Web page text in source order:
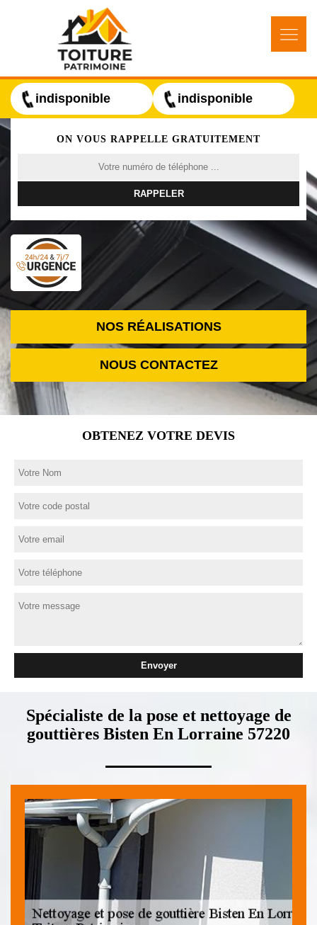
indisponible indisponible
ON VOUS RAPPELLE GRATUITEMENT
NOS RÉALISATIONS
NOUS CONTACTEZ
OBTENEZ VOTRE DEVIS
Spécialiste de la pose et nettoyage de
gouttières Bisten En Lorraine 57220